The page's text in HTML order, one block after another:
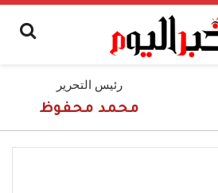
رئيس التحرير
محمد محفوظ